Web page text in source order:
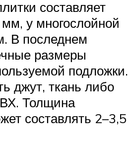
составляет
у многослойной
В последнем
размеры
подложки.
джут, ткань либо
Толщина
составлять 2–3,5